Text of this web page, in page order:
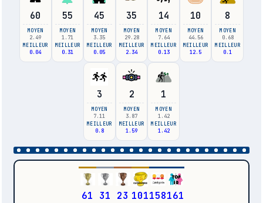
60
MOYEN
2.49
MEILLEUR
0.04
55
MOYEN
1.71
MEILLEUR
0.31
45
MOYEN
3.35
MEILLEUR
0.05
35
MOYEN
29.28
MEILLEUR
2.34
14
MOYEN
7.64
MEILLEUR
0.13
10
MOYEN
44.56
MEILLEUR
12.5
8
MOYEN
0.68
MEILLEUR
0.1
3
MOYEN
7.11
MEILLEUR
0.8
2
MOYEN
3.87
MEILLEUR
1.59
1
MOYEN
1.42
MEILLEUR
1.42
61 31 23 101158161